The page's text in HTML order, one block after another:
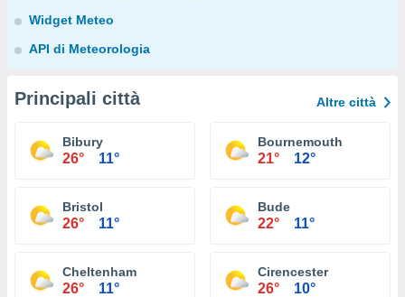
Widget Meteo
API di Meteorologia
Principali città Altre città
Bibury
26° 11°
Bournemouth
21° 12°
Bristol
26° 11°
Bude
22° 11°
Cheltenham
26° 11°
Cirencester
26° 10°